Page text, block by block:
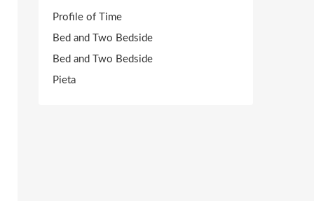
Profile of Time
Bed and Two Bedside
Bed and Two Bedside
Pieta